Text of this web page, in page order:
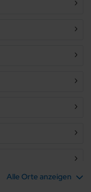
Alle Orte anzeigen